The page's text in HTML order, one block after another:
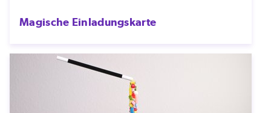
Magische Einladungskarte